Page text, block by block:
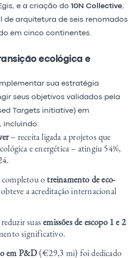
e a criação do 10N Collective,
de arquitetura de seis renomados
em cinco continentes.
ecológica e
sua estratégia
seus objetivos validados pela
Targets initiative) em
incluindo:
– receita ligada a projetos que
e energética – atingiu 54%,
completou otreinamento de eco-
a acreditação internacional
suasemissões de escopo 1 e 2
significativo.
em P&D(€29,3 mi) foi dedicado